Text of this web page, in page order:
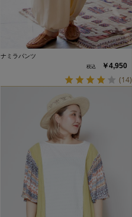
ナミラパンツ
￥4,950
(14)